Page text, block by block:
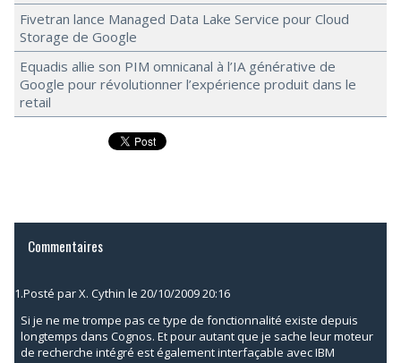
Fivetran lance Managed Data Lake Service pour Cloud
Storage de Google
Equadis allie son PIM omnicanal à l’IA générative de
Google pour révolutionner l’expérience produit dans le
retail
Commentaires
1.Posté parX. Cythin le 20/10/2009 20:16
Si je ne me trompe pas ce type de fonctionnalité existe depuis
longtemps dans Cognos. Et pour autant que je sache leur moteur
de recherche intégré est également interfaçable avec IBM